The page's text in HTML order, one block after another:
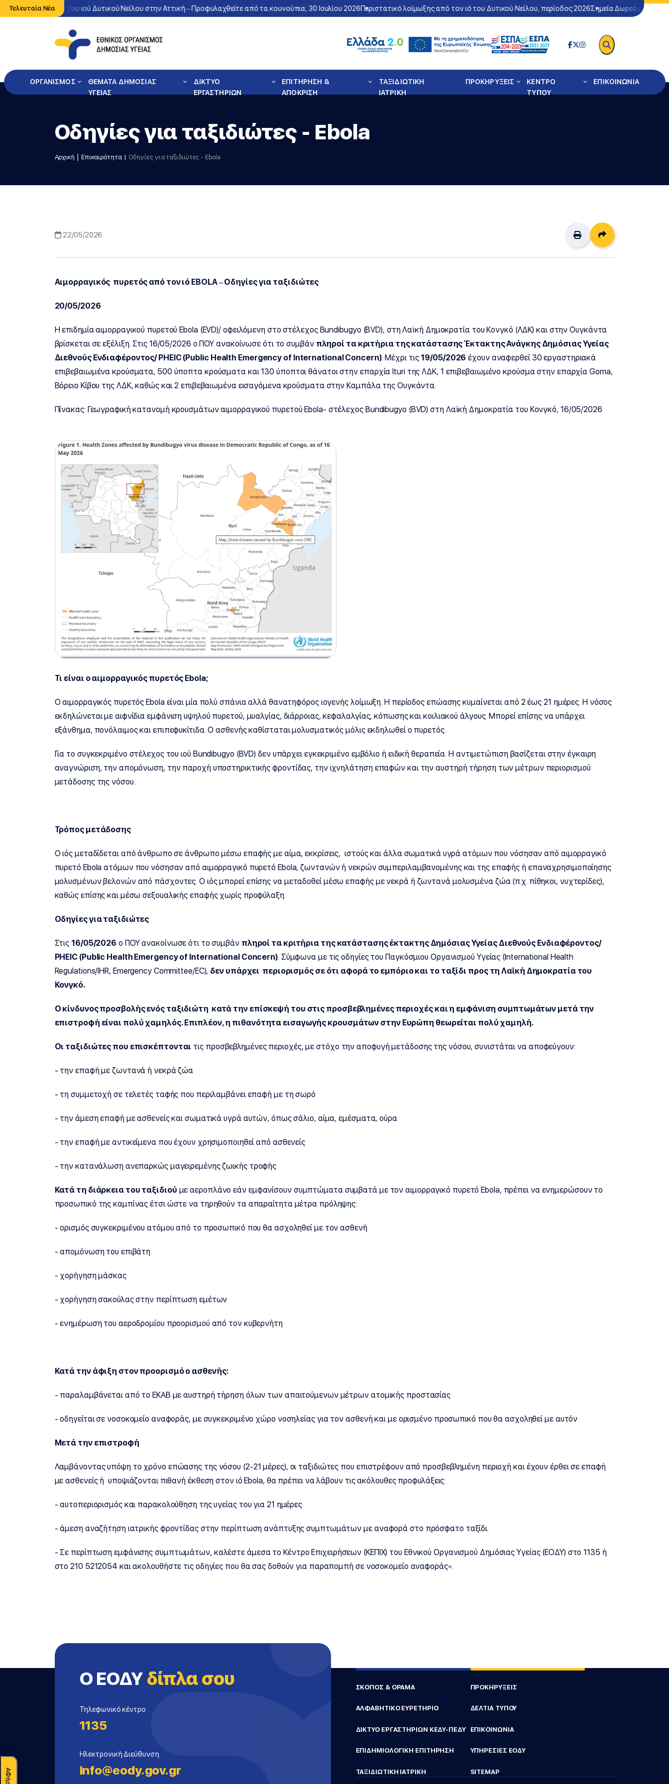
Τελευταία Νέα
κυκλοφορία του ιού Δυτικού Νείλου στην Αττική – Προφυλαχθείτε από τα κουνούπια, 30 Ιουλίου 2026Περιστατικό λοίμωξης από τον ιό του Δυτικού Νείλου, περίοδος 2026Σημεία Δωρεάν Ελέγχου
ΟΡΓΑΝΙΣΜΟΣ
ΘΕΜΑΤΑ ΔΗΜΟΣΙΑΣ
ΥΓΕΙΑΣ
ΔΙΚΤΥΟ
ΕΡΓΑΣΤΗΡΙΩΝ
ΕΠΙΤΗΡΗΣΗ &
ΑΠΟΚΡΙΣΗ
ΤΑΞΙΔΙΩΤΙΚΗ
ΙΑΤΡΙΚΗ
ΠΡΟΚΗΡΥΞΕΙΣ
ΚΕΝΤΡΟ
ΤΥΠΟΥ
ΕΠΙΚΟΙΝΩΝΙΑ
Οδηγίες για ταξιδιώτες - Ebola
Αρχική Επικαιρότητα Οδηγίες για ταξιδιώτες - Ebola
22/05/2026 Διαμοιρασμός
Αιμορραγικός πυρετός από τον ιό EBOLA – Οδηγίες για ταξιδιώτες
20/05/2026
Η επιδημία αιμορραγικού πυρετού Ebola (EVD)/ οφειλόμενη στο στέλεχος Bundibugyo (BVD), στη Λαϊκή Δημοκρατία του Κονγκό (ΛΔΚ) και στην Ουγκάντα
βρίσκεται σε εξέλιξη. Στις 16/05/2026 ο ΠΟΥ ανακοίνωσε ότι το συμβάν πληροί τα κριτήρια της κατάστασης Έκτακτης Ανάγκης Δημόσιας Υγείας
Διεθνούς Ενδιαφέροντος/ PHEIC (Public Health Emergency of InternationalConcern). Μέχρι τις 19/05/2026 έχουν αναφερθεί 30 εργαστηριακά
επιβεβαιωμένα κρούσματα, 500 ύποπτα κρούσματα και 130 ύποπτοι θάνατοι στην επαρχία Ituri της ΛΔΚ, 1 επιβεβαιωμένο κρούσμα στην επαρχία Goma,
Βόρειο Κίβου της ΛΔΚ, καθώς και 2 επιβεβαιωμένα εισαγόμενα κρούσματα στην Καμπάλα της Ουγκάντα.
Πίνακας: Γεωγραφική κατανομή κρουσμάτων αιμορραγικού πυρετού Ebola- στέλεχος Bundibugyo (BVD) στη Λαϊκή Δημοκρατία του Κονγκό, 16/05/2026
Τι είναι ο αιμορραγικός πυρετός Ebola;
Ο αιμορραγικός πυρετός Ebola είναι μία πολύ σπάνια αλλά θανατηφόρος ιογενής λοίμωξη. Η περίοδος επώασης κυμαίνεται από 2 έως 21 ημέρες. Η νόσος
εκδηλώνεται με αιφνίδια εμφάνιση υψηλού πυρετού, μυαλγίας, διάρροιας, κεφαλαλγίας, κόπωσης και κοιλιακού άλγους. Μπορεί επίσης να υπάρχει
εξάνθημα, πονόλαιμος και επιπεφυκίτιδα. Ο ασθενής καθίσταται μολυσματικός μόλις εκδηλωθεί ο πυρετός.
Για το συγκεκριμένο στέλεχος του ιού Bundibugyo (BVD) δεν υπάρχει εγκεκριμένο εμβόλιο ή ειδική θεραπεία. Η αντιμετώπιση βασίζεται στην έγκαιρη
αναγνώριση, την απομόνωση, την παροχή υποστηρικτικής φροντίδας, την ιχνηλάτηση επαφών και την αυστηρή τήρηση των μέτρων περιορισμού
μετάδοσης της νόσου.
Τρόπος μετάδοσης
Ο ιός μεταδίδεται από άνθρωπο σε άνθρωπο μέσω επαφής με αίμα, εκκρίσεις, ιστούς και άλλα σωματικά υγρά ατόμων που νόσησαν από αιμορραγικό
πυρετό Ebola ατόμων που νόσησαν από αιμορραγικό πυρετό Ebola, ζωντανών ή νεκρών συμπεριλαμβανομένης και της επαφής ή επαναχρησιμοποίησης
μολυσμένων βελονών από πάσχοντες. Ο ιός μπορεί επίσης να μεταδοθεί μέσω επαφής με νεκρά ή ζωντανά μολυσμένα ζώα (π.χ. πίθηκοι, νυχτερίδες),
καθώς επίσης και μέσω σεξουαλικής επαφής χωρίς προφύλαξη.
Οδηγίες για ταξιδιώτες
Στις 16/05/2026 ο ΠΟΥ ανακοίνωσε ότι το συμβάν πληροί τα κριτήρια της κατάστασης έκτακτης Δημόσιας Υγείας Διεθνούς Ενδιαφέροντος/
PHEIC (Public Health Emergencyof International Concern). Σύμφωνα με τις οδηγίες του Παγκόσμιου Οργανισμού Υγείας (International Health
Regulations/IHR, Emergency Committee/EC), δεν υπάρχει περιορισμός σε ότι αφορά το εμπόριο και το ταξίδι προς τη Λαϊκή Δημοκρατία του
Κονγκό.
Ο κίνδυνος προσβολής ενός ταξιδιώτη κατά την επίσκεψή του στις προσβεβλημένες περιοχές και η εμφάνιση συμπτωμάτων μετά την
επιστροφή είναι πολύ χαμηλός. Επιπλέον, η πιθανότητα εισαγωγής κρουσμάτων στην Ευρώπη θεωρείται πολύ χαμηλή.
Οι ταξιδιώτες που επισκέπτονται τις προσβεβλημένες περιοχές, με στόχο την αποφυγή μετάδοσης της νόσου, συνιστάται να αποφεύγουν:
- την επαφή με ζωντανά ή νεκρά ζώα
- τη συμμετοχή σε τελετές ταφής που περιλαμβάνει επαφή με τη σωρό
- την άμεση επαφή με ασθενείς και σωματικά υγρά αυτών, όπως σάλιο, αίμα, εμέσματα, ούρα
- την επαφή με αντικείμενα που έχουν χρησιμοποιηθεί από ασθενείς
- την κατανάλωση ανεπαρκώς μαγειρεμένης ζωικής τροφής
Κατά τη διάρκεια του ταξιδιού με αεροπλάνο εάν εμφανίσουν συμπτώματα συμβατά με τον αιμορραγικό πυρετό Ebola, πρέπει να ενημερώσουν το
προσωπικό της καμπίνας έτσι ώστε να τηρηθούν τα απαραίτητα μέτρα πρόληψης:
- ορισμός συγκεκριμένου ατόμου από το προσωπικό που θα ασχοληθεί με τον ασθενή
- απομόνωση του επιβάτη
- χορήγηση μάσκας
- χορήγηση σακούλας στην περίπτωση εμέτων
- ενημέρωση του αεροδρομίου προορισμού από τον κυβερνήτη
Κατά την άφιξη στον προορισμό ο ασθενής:
- παραλαμβάνεται από το ΕΚΑΒ με αυστηρή τήρηση όλων των απαιτούμενων μέτρων ατομικής προστασίας
- οδηγείται σε νοσοκομείο αναφοράς, με συγκεκριμένο χώρο νοσηλείας για τον ασθενή και με ορισμένο προσωπικό που θα ασχοληθεί με αυτόν
Μετά την επιστροφή
Λαμβάνοντας υπόψη το χρόνο επώασης της νόσου (2-21 μέρες), οι ταξιδιώτες που επιστρέφουν από προσβεβλημένη περιοχή και έχουν έρθει σε επαφή
με ασθενείς ή υποψιάζονται πιθανή έκθεση στον ιό Ebola, θα πρέπει να λάβουν τις ακόλουθες προφυλάξεις:
- αυτοπεριορισμός και παρακολούθηση της υγείας του για 21 ημέρες
- άμεση αναζήτηση ιατρικής φροντίδας στην περίπτωση ανάπτυξης συμπτωμάτων με αναφορά στο πρόσφατο ταξίδι.
- Σε περίπτωση εμφάνισης συμπτωμάτων, καλέστε άμεσα το Κέντρο Επιχειρήσεων (ΚΕΠΙΧ) του Εθνικού Οργανισμού Δημόσιας Υγείας (ΕΟΔΥ) στο 1135 ή
στο 210 5212054 και ακολουθήστε τις οδηγίες που θα σας δοθούν για παραπομπή σε νοσοκομείο αναφοράς».
Ο ΕΟΔΥ δίπλα σου
Τηλεφωνικό κέντρο
1135
Ηλεκτρονική Διεύθυνση
info@eody.gov.gr
ΣΚΟΠΟΣ & ΟΡΑΜΑ
ΑΛΦΑΒΗΤΙΚΟ ΕΥΡΕΤΗΡΙΟ
ΔΙΚΤΥΟ ΕΡΓΑΣΤΗΡΙΩΝ ΚΕΔΥ-ΠΕΔΥ
ΕΠΙΔΗΜΙΟΛΟΓΙΚΗ ΕΠΙΤΗΡΗΣΗ
ΤΑΞΙΔΙΩΤΙΚΗ ΙΑΤΡΙΚΗ
ΠΡΟΚΗΡΥΞΕΙΣ
ΔΕΛΤΙΑ ΤΥΠΟΥ
ΕΠΙΚΟΙΝΩΝΙΑ
ΥΠΗΡΕΣΙΕΣ ΕΟΔΥ
SITEMAP